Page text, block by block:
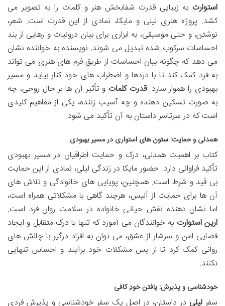
استوارت به زیبایی قدرت شفابخش هنر و کلمات را به تصویر می
کشد. پروژه هنری لیلی و مایکا، نمادی از این قدرت است. شعر،
نوشتن، و حتی موسیقی، به ابزاری برای بیان درونیات و رهایی از بند
احساسات سرکوب شده تبدیل می شوند. نویسنده به خواننده نشان
می دهد که چگونه بیان احساسات از طریق فرم های هنری می تواند
به فرد کمک کند تا با دردها و اضطراب های خود کنار بیاید و مسیر
بهبودی را هموار سازد.قدرت کلمات و تأثیر آن ها بر حال روحی، چه
به صورت تسکین دهنده و چه آسیب زننده، یکی از مفاهیم کلیدی
است که در سرتاسر داستان به آن تأکید می شود.
همدلی و حمایت: ستون های استواری در مسیر بهبودی
کتاب بر اهمیت همدلی، درک و حمایت اطرافیان در مسیر بهبودی
تأکید فراوانی دارد. حضور مایکا در زندگی لیلی، نمادی از این حمایت
بی قید و شرط است. همچنین، پویایی های خانوادگی و تلاش های
آن ها برای حمایت از آلیس، هرچند گاهی با مشکلاتی همراه است،
اما نشان دهنده نقش حیاتی خانواده در سلامت روان فرد است.
ارین استوارت به خوانندگان می آموزد که تنها با درک متقابل و ایجاد
فضایی امن و سرشار از عشق، می توان به افراد درگیر با چالش های
روانی کمک کرد تا از پس مشکلات خود برآیند و احساس تنهایی
نکنند.
خودشناسی و پذیرش: یافتن خودِ کافی
سفرلیلی در داستان، در اصل یک سفر خودشناسی و پذیرش فردی